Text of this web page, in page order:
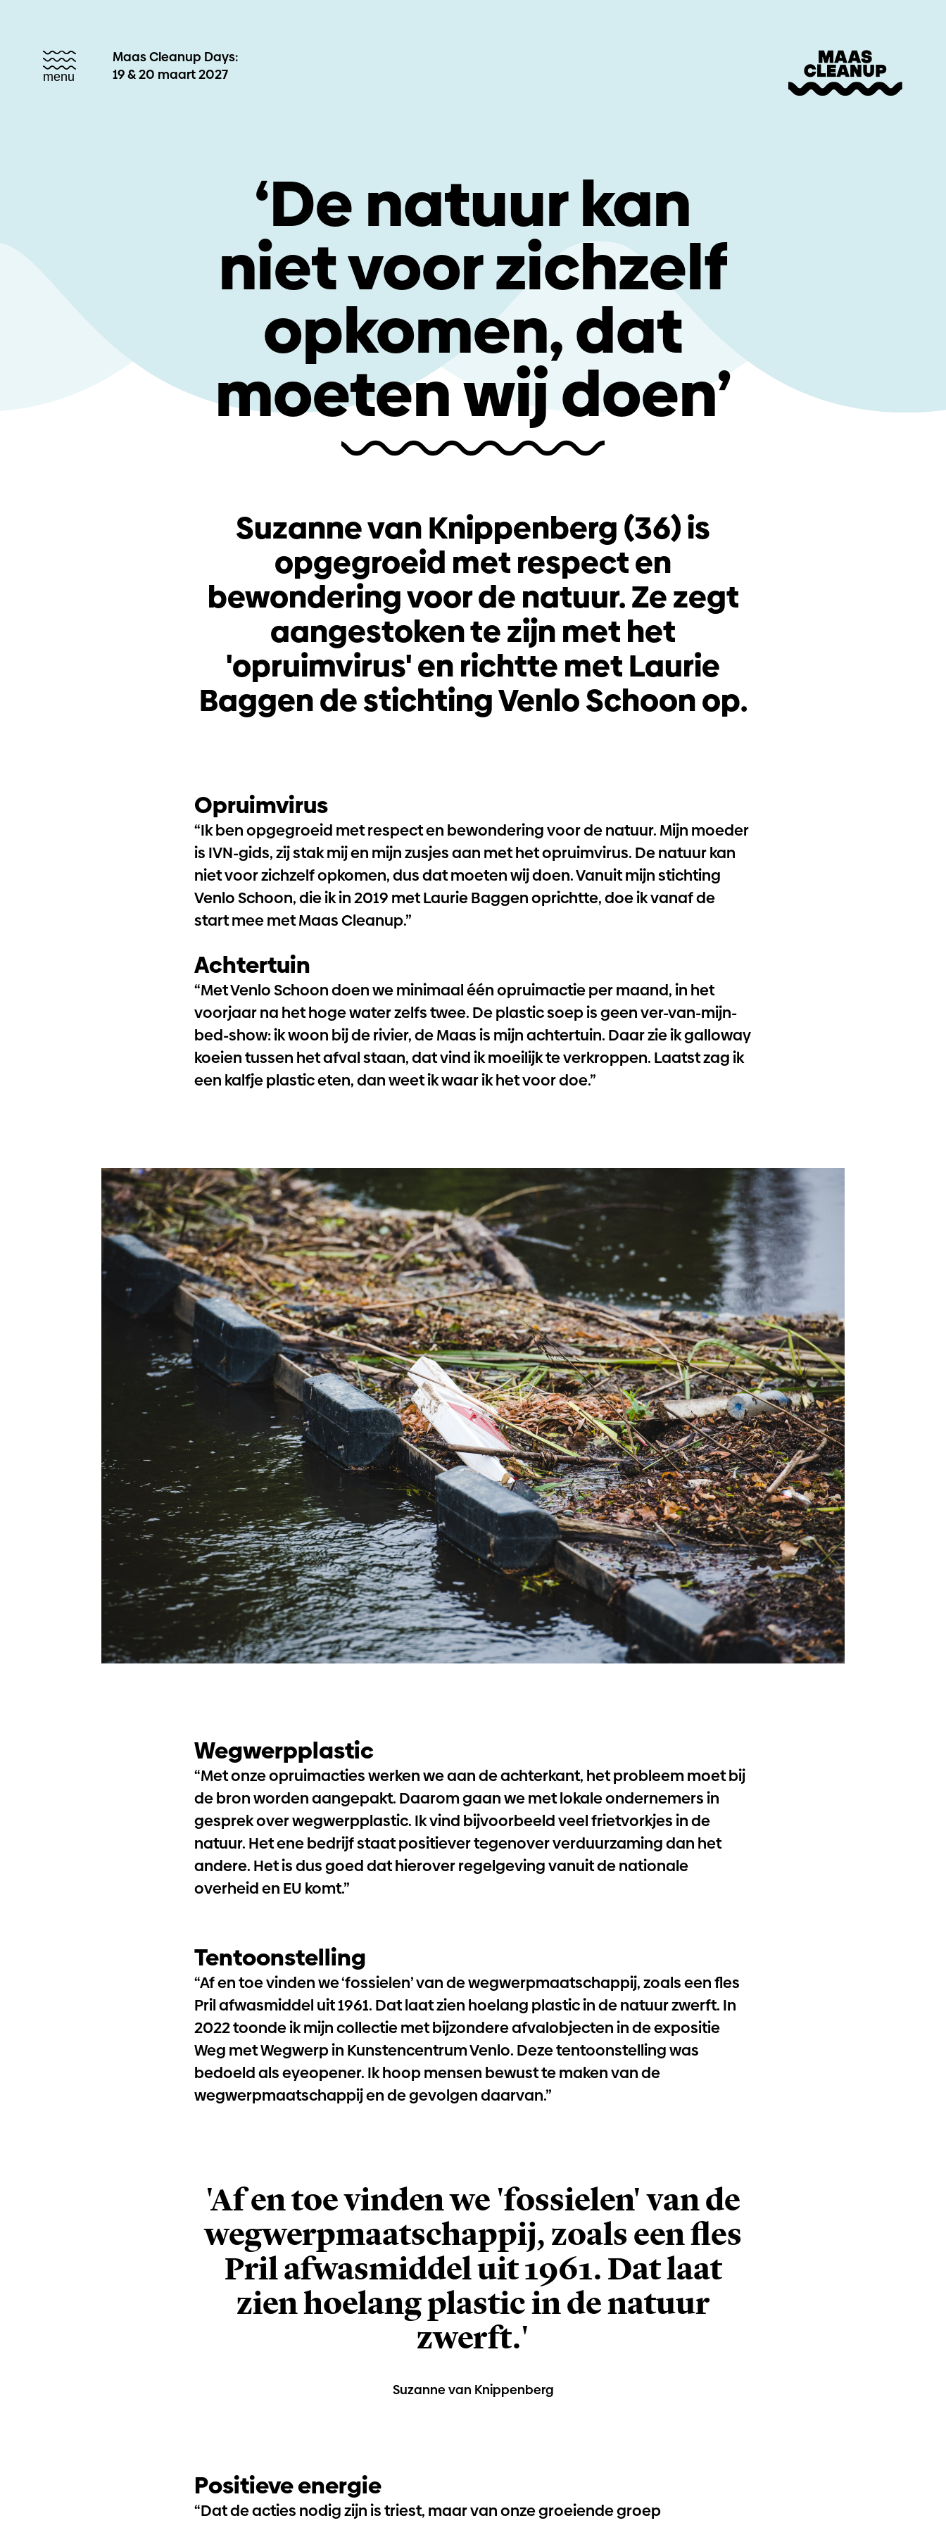
menu
Maas Cleanup Days:
19 & 20 maart 2027
‘De natuur kan
niet voor zichzelf
opkomen, dat
moeten wij doen’
Suzanne van Knippenberg (36) is
opgegroeid met respect en
bewondering voor de natuur. Ze zegt
aangestoken te zijn met het
'opruimvirus' en richtte met Laurie
Baggen de stichting Venlo Schoon op.
Opruimvirus
“Ik ben opgegroeid met respect en bewondering voor de natuur. Mijn moeder
is IVN-gids, zij stak mij en mijn zusjes aan met het opruimvirus. De natuur kan
niet voor zichzelf opkomen, dus dat moeten wij doen. Vanuit mijn stichting
Venlo Schoon, die ik in 2019 met Laurie Baggen oprichtte, doe ik vanaf de
start mee met Maas Cleanup.”
Achtertuin
“Met Venlo Schoon doen we minimaal één opruimactie per maand, in het
voorjaar na het hoge water zelfs twee. De plastic soep is geen ver-van-mijn-
bed-show: ik woon bij de rivier, de Maas is mijn achtertuin. Daar zie ik galloway
koeien tussen het afval staan, dat vind ik moeilijk te verkroppen. Laatst zag ik
een kalfje plastic eten, dan weet ik waar ik het voor doe.”
Wegwerpplastic
“Met onze opruimacties werken we aan de achterkant, het probleem moet bij
de bron worden aangepakt. Daarom gaan we met lokale ondernemers in
gesprek over wegwerpplastic. Ik vind bijvoorbeeld veel frietvorkjes in de
natuur. Het ene bedrijf staat positiever tegenover verduurzaming dan het
andere. Het is dus goed dat hierover regelgeving vanuit de nationale
overheid en EU komt.”
Tentoonstelling
“Af en toe vinden we ‘fossielen’ van de wegwerpmaatschappij, zoals een fles
Pril afwasmiddel uit 1961. Dat laat zien hoelang plastic in de natuur zwerft. In
2022 toonde ik mijn collectie met bijzondere afvalobjecten in de expositie
Weg met Wegwerpin Kunstencentrum Venlo. Deze tentoonstelling was
bedoeld als eyeopener. Ik hoop mensen bewust te maken van de
wegwerpmaatschappij en de gevolgen daarvan.”
'Af en toe vinden we 'fossielen' van de
wegwerpmaatschappij, zoals een fles
Pril afwasmiddel uit 1961. Dat laat
zien hoelang plastic in de natuur
zwerft.'
Suzanne van Knippenberg
Positieve energie
“Dat de acties nodig zijn is triest, maar van onze groeiende groep